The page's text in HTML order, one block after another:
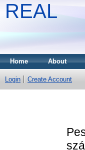
REAL
Home About
Login Create Account